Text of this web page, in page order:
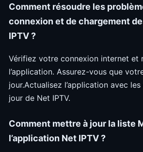
Comment résoudre les
connexion et de chargement
IPTV ?
Vérifiez votre connexion internet et
l’application. Assurez-vous que
jour.Actualisez l’application avec
jour de Net IPTV.
Comment mettre à jour la liste
l’application Net IPTV ?